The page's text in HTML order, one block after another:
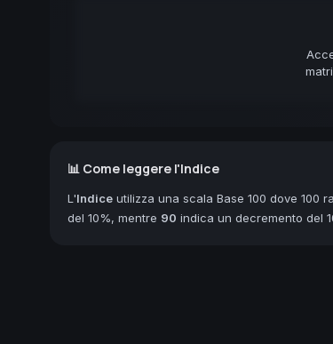
📊 Come leggere l'Indice
L'Indice utilizza una scala Base 100 dove 100
del 10%, mentre 90 indica un decremento del